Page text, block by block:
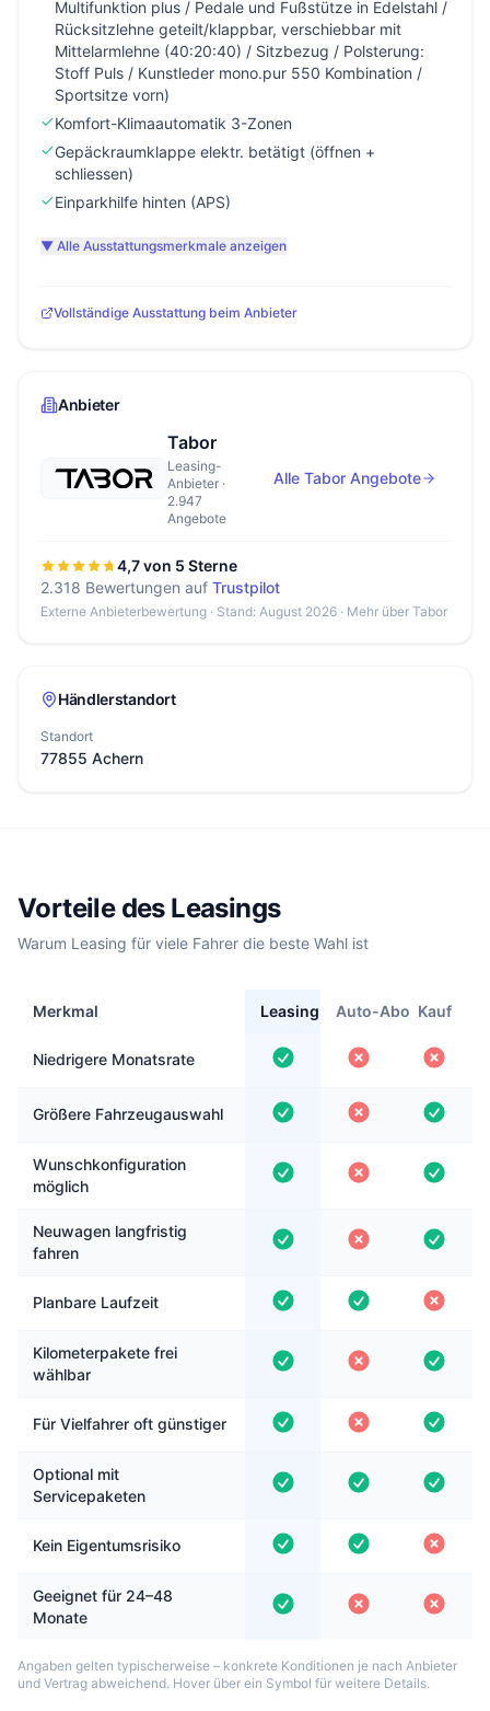
Multifunktion plus / Pedale und Fußstütze in Edelstahl /
Rücksitzlehne geteilt/klappbar, verschiebbar mit
Mittelarmlehne (40:20:40) / Sitzbezug / Polsterung:
Stoff Puls / Kunstleder mono.pur 550 Kombination /
Sportsitze vorn)
Komfort-Klimaautomatik 3-Zonen
Gepäckraumklappe elektr. betätigt (öffnen +
schliessen)
Einparkhilfe hinten (APS)
▼ Alle Ausstattungsmerkmale anzeigen
Vollständige Ausstattung beim Anbieter
Anbieter
Tabor
Leasing-
Anbieter ·
2.947
Angebote
Alle Tabor Angebote
4,7 von 5 Sterne
2.318 Bewertungen auf Trustpilot
Externe Anbieterbewertung · Stand: August 2026 · Mehr über Tabor
Händlerstandort
Standort
77855 Achern
Vorteile des Leasings
Warum Leasing für viele Fahrer die beste Wahl ist
Merkmal Leasing Auto-Abo Kauf
Niedrigere Monatsrate
Größere Fahrzeugauswahl
Wunschkonfiguration
möglich
Neuwagen langfristig
fahren
Planbare Laufzeit
Kilometerpakete frei
wählbar
Für Vielfahrer oft günstiger
Optional mit
Servicepaketen
Kein Eigentumsrisiko
Geeignet für 24–48
Monate
Angaben gelten typischerweise – konkrete Konditionen je nach Anbieter
und Vertrag abweichend. Hover über ein Symbol für weitere Details.